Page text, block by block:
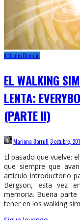
ArtículosOpinión
EL WALKING
LENTA:
(PARTE II)
Mariona Borrull 3 octubre,
El pasado que vuelve:
que siempre que
artículo introductorio
Bergson, esta vez
memoria. Buena parte
tener en los walking